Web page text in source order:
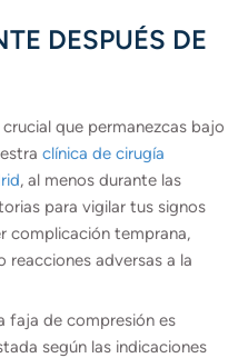
DESPUÉS DE
crucial que permanezcas bajo
clínica de cirugía
, al menos durante las
para vigilar tus signos
complicación temprana,
reacciones adversas a la
faja de compresión es
según las indicaciones